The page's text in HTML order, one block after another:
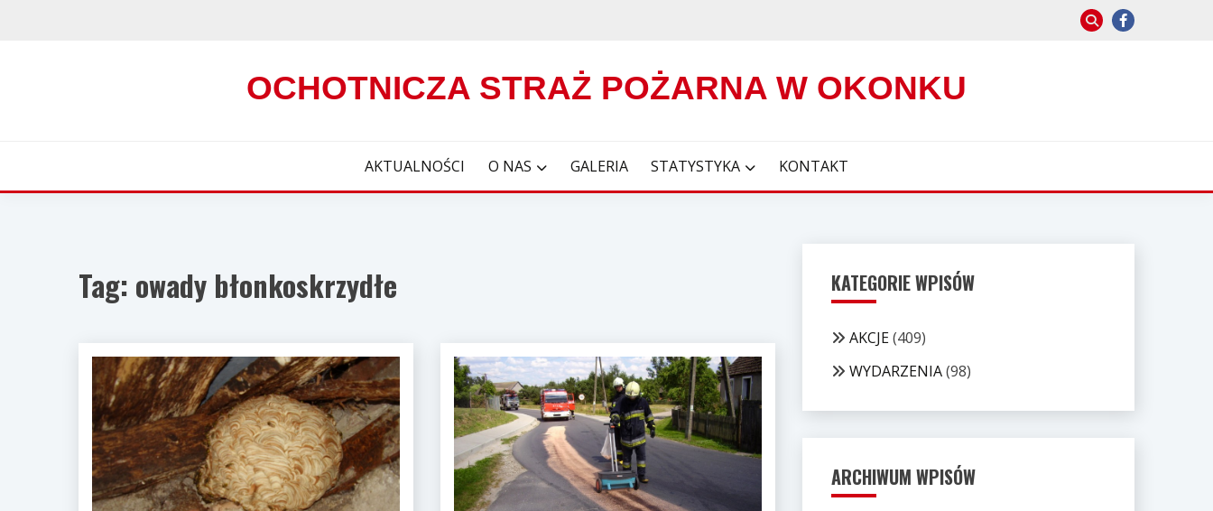
OCHOTNICZA STRAŻ POŻARNA W OKONKU
AKTUALNOŚCI O NAS GALERIA STATYSTYKA KONTAKT
Tag: owady błonkoskrzydłe KATEGORIE WPISÓW
AKCJE(409)
WYDARZENIA(98)
ARCHIWUM WPISÓW